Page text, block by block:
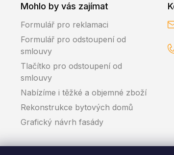
Mohlo by vás zajímat
Formulář pro reklamaci
Formulář pro odstoupení od
smlouvy
Tlačítko pro odstoupení od
smlouvy
Nabízíme i těžké a objemné zboží
Rekonstrukce bytových domů
Grafický návrh fasády